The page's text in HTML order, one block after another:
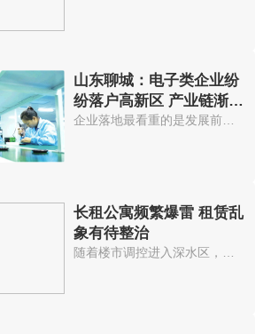
山东聊城：电子类企业纷
纷落户高新区 产业链渐趋
完善
企业落地最看重的是发展前景，聊...
长租公寓频繁爆雷 租赁乱
象有待整治